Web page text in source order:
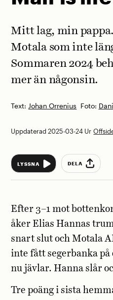
Text: Johan Orrenius Foto:
Mitt lag, min
Motala som inte
Sommaren 2024
mer än någonsin.
Uppdaterad 2025-03-24 Ur
LYSSNA DELA
Efter 3–1 mot
åker Elias Hannas
snart slut och Motala
inte fått segerbanka på
nu jävlar. Hanna slår
Tre poäng i sista